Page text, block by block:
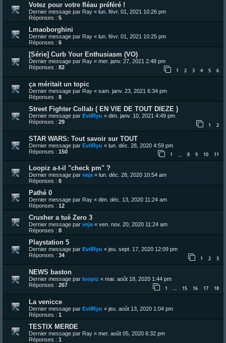
Votez pour votre fléau préféré !
Dernier message par Ray « lun. févr. 01, 2021 10:26 pm
Réponses : 5
Lmaoborghini
Dernier message par Ray « lun. févr. 01, 2021 10:25 pm
Réponses : 6
[Série] Curb Your Enthusiasm (VO)
Dernier message par Ray « mer. janv. 27, 2021 2:48 pm
Réponses : 82 1 2 3 4 5 6
ça méritait un topic
Dernier message par Ray « sam. janv. 23, 2021 6:34 pm
Réponses : 8
Street Fighter Collab ( EN VIE DE TOUT DIEZE )
Dernier message par EvilRyu « dim. janv. 10, 2021 4:49 pm
Réponses : 29 1 2
STAR WARS: Tout savoir sur TOUT
Dernier message par EvilRyu « lun. déc. 28, 2020 4:59 pm
Réponses : 150 1 8 9 10 11
Loopiz a-t-il "check pm" ?
Dernier message par veja « lun. déc. 28, 2020 10:54 am
Réponses : 6
Pathé 0
Dernier message par Ray « dim. déc. 13, 2020 11:24 am
Réponses : 12
Crusher a tué Zero 3
Dernier message par veja « ven. nov. 20, 2020 11:24 am
Réponses : 8
Playstation 5
Dernier message par EvilRyu « jeu. sept. 17, 2020 12:09 pm
Réponses : 34 1 2 3
NEWS baston
Dernier message par loopiz « mar. août 18, 2020 1:44 pm
Réponses : 267 1 … 15 16 17 18
La venicce
Dernier message par EvilRyu « jeu. août 13, 2020 1:04 pm
Réponses : 1
TESTIX MERDE
Dernier message par Ray « mer. août 05, 2020 6:32 pm
Réponses : 1